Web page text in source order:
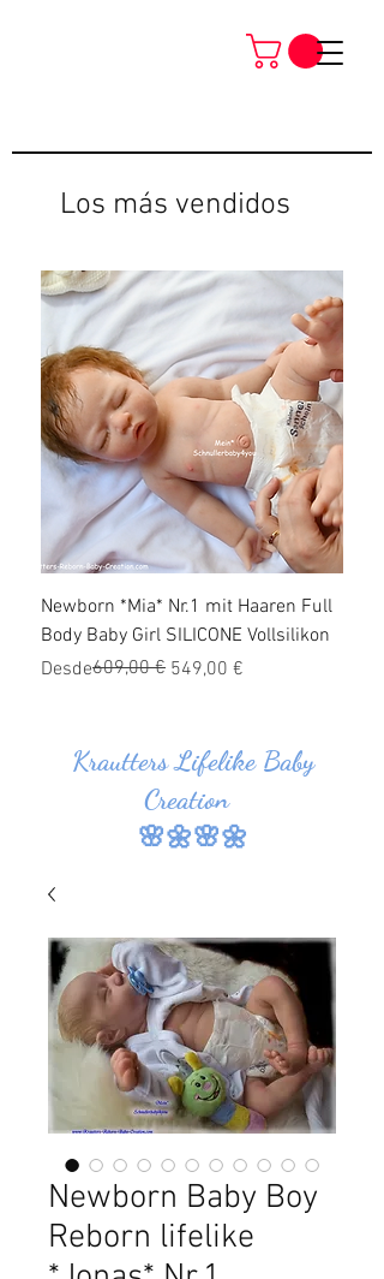
Krautters Lifelike Baby
Creation
🌸🌼🌸🌼
Los más vendidos
Newborn *Mia* Nr.1 mit Haaren Full
Body Baby Girl SILICONE Vollsilikon
Desde
Precio609,00 € 549,00 €
Precio de oferta
Newborn Baby Boy
Reborn lifelike